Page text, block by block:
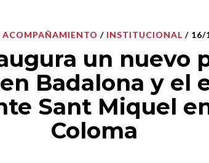
/ INSTITUCIONAL / 16/
un nuevo
Badalona y el
Sant Miquel
Coloma